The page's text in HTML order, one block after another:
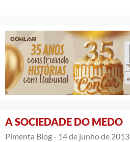
A SOCIEDADE DO MEDO
Pimenta Blog - 14 de junho de 2013